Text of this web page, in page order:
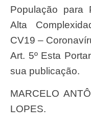
População para
Alta
CV19 –
Art. 5º Esta
sua publicação.
MARCELO ANTÔNIO CARTAXO QUEIROGA
LOPES.